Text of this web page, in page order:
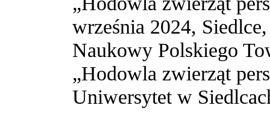
września 2024,
Naukowy Polskiego
„Hodowla zwierząt
Uniwersytet w